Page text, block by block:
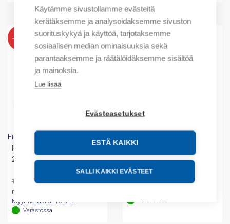
Käytämme sivustollamme evästeitä
kerätäksemme ja analysoidaksemme sivuston
suorituskykyä ja käyttöä, tarjotaksemme
sosiaalisen median ominaisuuksia sekä
parantaaksemme ja räätälöidäksemme sisältöä
ja mainoksia.
Lue lisää
Evästeasetukset
ESTÄ KAIKKI
SALLI KAIKKI EVÄSTEET
-23%
Finder
Relay Module 1CO 6A 230-
240VAC
100,43€
100,43 €.
myyntierä
Myyntierä sis. 10 KPL
Varastossa
-23%
Contactor 3P 1NO 230V
50-60Hz
Nykyinen
/ myyntierä